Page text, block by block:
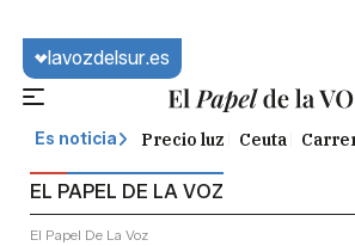
lavozdelsur.es
Es noticia Precio luz Ceuta
EL PAPEL DE LA VOZ
El Papel De La Voz